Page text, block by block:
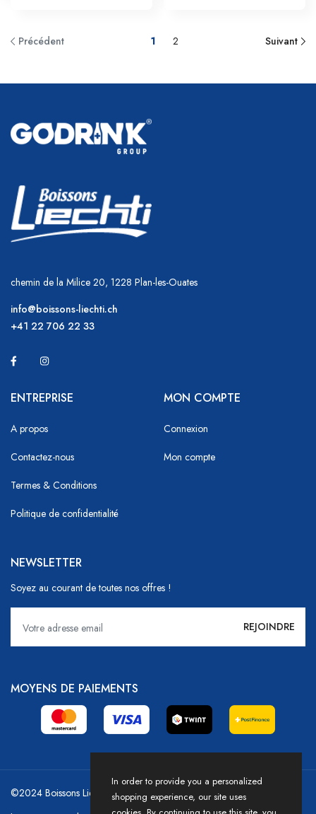
Précédent 1 2 Suivant
chemin de la Milice 20, 1228 Plan-les-Ouates
info@boissons-liechti.ch
+41 22 706 22 33
ENTREPRISE
A propos
Contactez-nous
Termes & Conditions
Politique de confidentialité
MON COMPTE
Connexion
Mon compte
NEWSLETTER
Soyez au courant de toutes nos offres !
MOYENS DE PAIEMENTS
©2024 Boissons Liechti - GoDrink Group / Powered by HICASS
In order to provide you a personalized
shopping experience, our site uses